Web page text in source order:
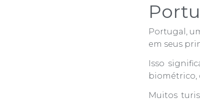
Portugal,
em seus
Isso
biométrico,
Muitos